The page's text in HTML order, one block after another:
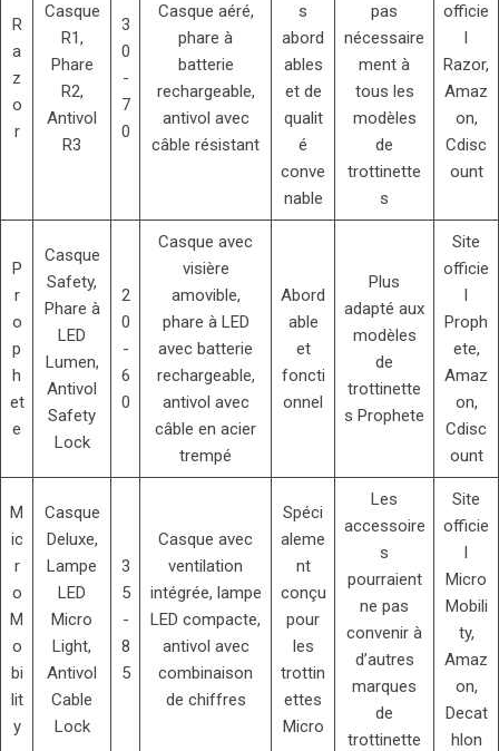
R
a
z
o
r
Casque
R1,
Phare
R2,
Antivol
R3
3
0
-
7
0
Casque aéré,
phare à
batterie
rechargeable,
antivol avec
câble résistant
s
abord
ables
et de
qualit
é
conve
nable
pas
nécessaire
ment à
tous les
modèles
de
trottinette
s
officie
l
Razor,
Amaz
on,
Cdisc
ount
P
r
o
p
h
et
e
Casque
Safety,
Phare à
LED
Lumen,
Antivol
Safety
Lock
2
0
-
6
0
Casque avec
visière
amovible,
phare à LED
avec batterie
rechargeable,
antivol avec
câble en acier
trempé
Abord
able
et
foncti
onnel
Plus
adapté aux
modèles
de
trottinette
s Prophete
Site
officie
l
Proph
ete,
Amaz
on,
Cdisc
ount
M
ic
r
o
M
o
bi
lit
y
Casque
Deluxe,
Lampe
LED
Micro
Light,
Antivol
Cable
Lock
3
5
-
8
5
Casque avec
ventilation
intégrée, lampe
LED compacte,
antivol avec
combinaison
de chiffres
Spéci
aleme
nt
conçu
pour
les
trottin
ettes
Micro
Les
accessoire
s
pourraient
ne pas
convenir à
d’autres
marques
de
trottinette
Site
officie
l
Micro
Mobili
ty,
Amaz
on,
Decat
hlon